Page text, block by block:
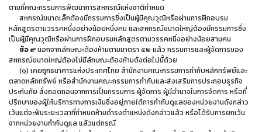
ตามที่คณะกรรมการพัฒนาการสหกรณ์แห่งชาติกำหนด
สหกรณ์ขนาดเล็กต้องมีกรรมการซึ่งเป็นผู้มีคุณวุฒิหรือผ่านการฝึกอบรม
หลักสูตรตามวรรคหนึ่งอย่างน้อยหนึ่งคน และสหกรณ์ขนาดใหญ่ต้องมีกรรมการซึ่ง
เป็นผู้มีคุณวุฒิหรือผ่านการฝึกอบรมหลักสูตรตามวรรคหนึ่งอย่างน้อยสามคน
ข้อ ๙นอกจากลักษณะต้องห้ามตามมาตรา ๕๒ แล้ว กรรมการและผู้จัดการของ
สหกรณ์ขนาดใหญ่ต้องไม่มีลักษณะต้องห้ามดังต่อไปนี้ด้วย
(๑) เคยถูกธนาคารแห่งประเทศไทย สำนักงานคณะกรรมการกำกับหลักทรัพย์และ
ตลาดหลักทรัพย์ หรือสำนักงานคณะกรรมการกำกับและส่งเสริมการประกอบธุรกิจ
ประกันภัย สั่งถอดถอนจากการเป็นกรรมการ ผู้จัดการ ผู้มีอำนาจในการจัดการ หรือที่
ปรึกษาของผู้ให้บริการทางการเงินซึ่งอยู่ภายใต้การกำกับดูแลของหน่วยงานดังกล่าว
เว้นแต่จะพ้นระยะเวลาที่กำหนดห้ามดำรงตำแหน่งดังกล่าวแล้ว หรือได้รับการยกเว้น
จากหน่วยงานกำกับดูแล แล้วแต่กรณี